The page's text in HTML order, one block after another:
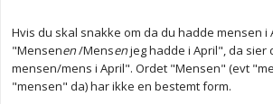
Hvis du skal snakke om da du hadde mensen i
"Mensenen/Mensenjeg hadde i April", da sier
mensen/mens i April". Ordet "Mensen" (evt
"mensen" da) har ikke en bestemt form.